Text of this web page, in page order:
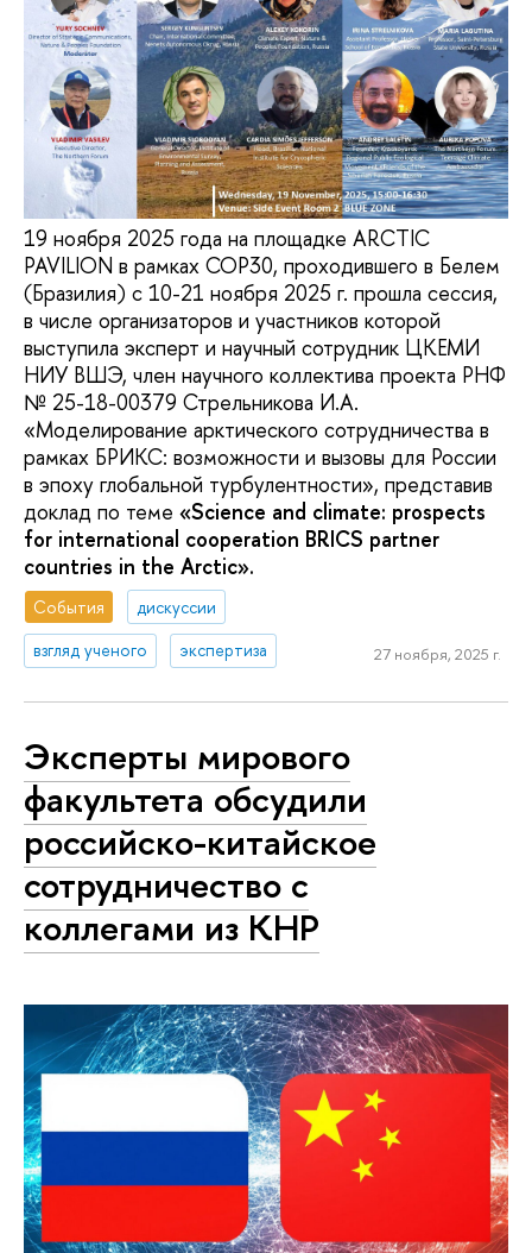
19 ноября 2025 года на площадке ARCTIC
PAVILION в рамках COP30, проходившего в Белем
(Бразилия) с 10-21 ноября 2025 г. прошла сессия,
в числе организаторов и участников которой
выступила эксперт и научный сотрудник ЦКЕМИ
НИУ ВШЭ, член научного коллектива проекта РНФ
№ 25-18-00379 Стрельникова И.А.
«Моделирование арктического сотрудничества в
рамках БРИКС: возможности и вызовы для России
в эпоху глобальной турбулентности», представив
доклад по теме «Science and climate: prospects
for international cooperation BRICS partner
countries in the Arctic».
События
дискуссии
взгляд ученого
экспертиза 27 ноября, 2025 г.
Эксперты мирового
факультета обсудили
российско-китайское
сотрудничество с
коллегами из КНР